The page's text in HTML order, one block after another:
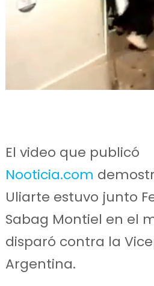
El video que publicó
Nooticia.com
Uliarte estuvo junto
Sabag Montiel en el
disparó contra la
Argentina.